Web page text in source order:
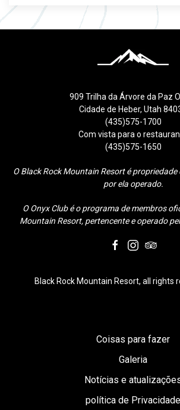
909 Trilha da Árvore da Paz
Cidade de Heber, Utah
(435)575-1700
Com vista para o
(435)575-1650
O Black Rock Mountain Resort é propriedade
por ela operado.
O Onyx Club é o programa de membros
Mountain Resort, pertencente e operado
facebookinstagramtripadvisor
Black Rock Mountain Resort, all rights
Coisas para fazer
Galeria
Notícias e
política de Privacidade